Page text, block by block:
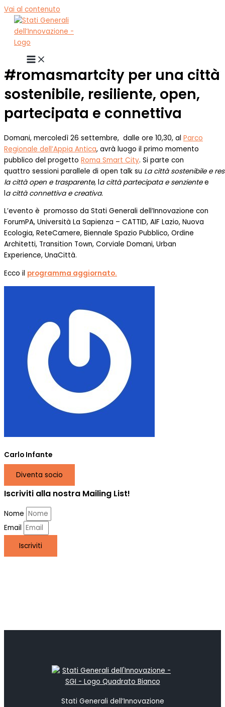
Vai al contenuto
#romasmartcity per una città
sostenibile, resiliente, open,
partecipata e connettiva
Domani, mercoledì 26 settembre, dalle ore 10,30, al Parco
Regionale dell’Appia Antica, avrà luogo il primo momento
pubblico del progetto Roma Smart City. Si parte con
quattro sessioni parallele di open talk su La città sostenibile e
la città open e trasparente, la città partecipata e senzientee
la città connettiva e creativa.
L’evento è promosso da Stati Generali dell’Innovazione con
ForumPA, Università La Sapienza – CATTID, AIF Lazio, Nuova
Ecologia, ReteCamere, Biennale Spazio Pubblico, Ordine
Architetti, Transition Town, Corviale Domani, Urban
Experience, UnaCittà.
Ecco il programma aggiornato.
Carlo Infante
Diventa socio
Iscriviti alla nostra Mailing List!
Nome
Email
Iscriviti
Stati Generali dell’Innovazione